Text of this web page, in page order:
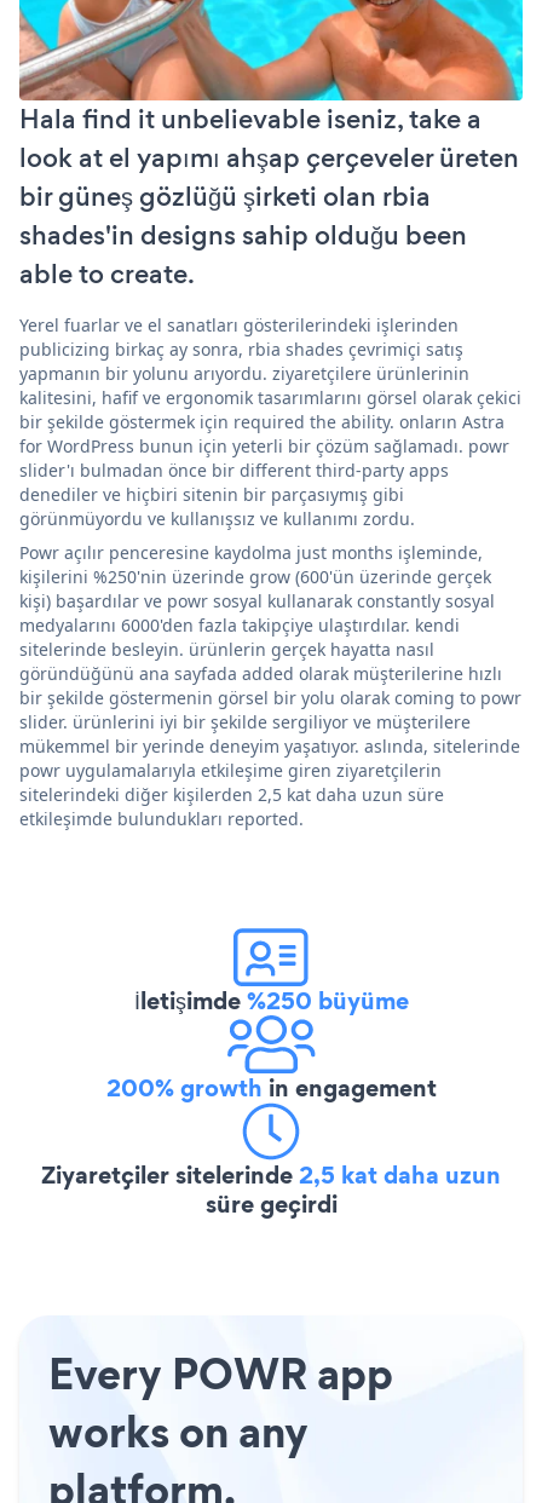
Hala find it unbelievable iseniz, take a
look at el yapımı ahşap çerçeveler üreten
bir güneş gözlüğü şirketi olan rbia
shades'in designs sahip olduğu been
able to create.
Yerel fuarlar ve el sanatları gösterilerindeki işlerinden
publicizing birkaç ay sonra, rbia shades çevrimiçi satış
yapmanın bir yolunu arıyordu. ziyaretçilere ürünlerinin
kalitesini, hafif ve ergonomik tasarımlarını görsel olarak çekici
bir şekilde göstermek için required the ability. onların Astra
for WordPress bunun için yeterli bir çözüm sağlamadı. powr
slider'ı bulmadan önce bir different third-party apps
denediler ve hiçbiri sitenin bir parçasıymış gibi
görünmüyordu ve kullanışsız ve kullanımı zordu.
Powr açılır penceresine kaydolma just months işleminde,
kişilerini %250'nin üzerinde grow (600'ün üzerinde gerçek
kişi) başardılar ve powr sosyal kullanarak constantly sosyal
medyalarını 6000'den fazla takipçiye ulaştırdılar. kendi
sitelerinde besleyin. ürünlerin gerçek hayatta nasıl
göründüğünü ana sayfada added olarak müşterilerine hızlı
bir şekilde göstermenin görsel bir yolu olarak coming to powr
slider. ürünlerini iyi bir şekilde sergiliyor ve müşterilere
mükemmel bir yerinde deneyim yaşatıyor. aslında, sitelerinde
powr uygulamalarıyla etkileşime giren ziyaretçilerin
sitelerindeki diğer kişilerden 2,5 kat daha uzun süre
etkileşimde bulundukları reported.
İletişimde%250 büyüme
200% growth in engagement
Ziyaretçiler sitelerinde2,5 kat daha uzun
süre geçirdi
Every POWR app
works on any
platform.